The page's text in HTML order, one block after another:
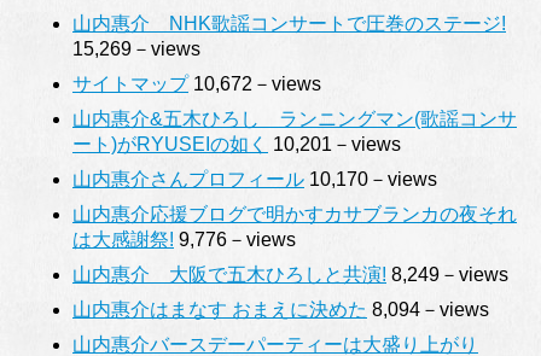
山内惠介 NHK歌謡コンサートで圧巻のステージ!
15,269－views
サイトマップ10,672－views
山内惠介&五木ひろし ランニングマン(歌謡コンサ
ート)がRYUSEIの如く
10,201－views
山内惠介さんプロフィール 10,170－views
山内惠介応援ブログで明かすカサブランカの夜それ
は大感謝祭! 9,776－views
山内惠介 大阪で五木ひろしと共演! 8,249－views
山内惠介はまなす おまえに決めた 8,094－views
山内惠介バースデーパーティーは大盛り上がり